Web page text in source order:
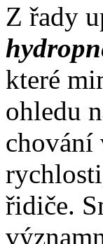
Z řady
které
ohledu
chování
řidiče.